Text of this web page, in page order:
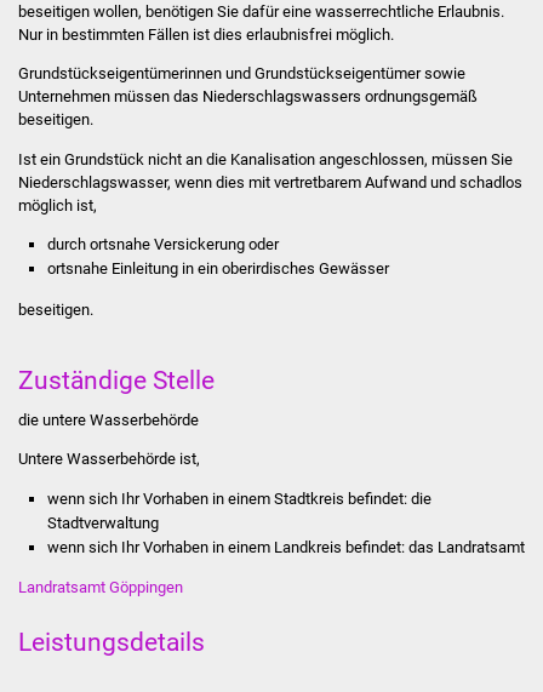
Kontakt
Veröffentlichungen
Wahlen
Schulentwicklung Bizet
beseitigen wollen, benötigen Sie dafür eine wasserrechtliche Erlaubnis.
Nur in bestimmten Fällen ist dies erlaubnisfrei möglich.
Grundstückseigentümerinnen und Grundstückseigentümer sowie
Unternehmen müssen das Niederschlagswassers ordnungsgemäß
beseitigen.
Ist ein Grundstück nicht an die Kanalisation angeschlossen, müssen Sie
Niederschlagswasser, wenn dies mit vertretbarem Aufwand und schadlos
möglich ist,
durch ortsnahe Versickerung oder
ortsnahe Einleitung in ein oberirdisches Gewässer
beseitigen.
Zuständige Stelle
die untere Wasserbehörde
Untere Wasserbehörde ist,
wenn sich Ihr Vorhaben in einem Stadtkreis befindet: die
Stadtverwaltung
wenn sich Ihr Vorhaben in einem Landkreis befindet: das Landratsamt
Landratsamt Göppingen
Leistungsdetails